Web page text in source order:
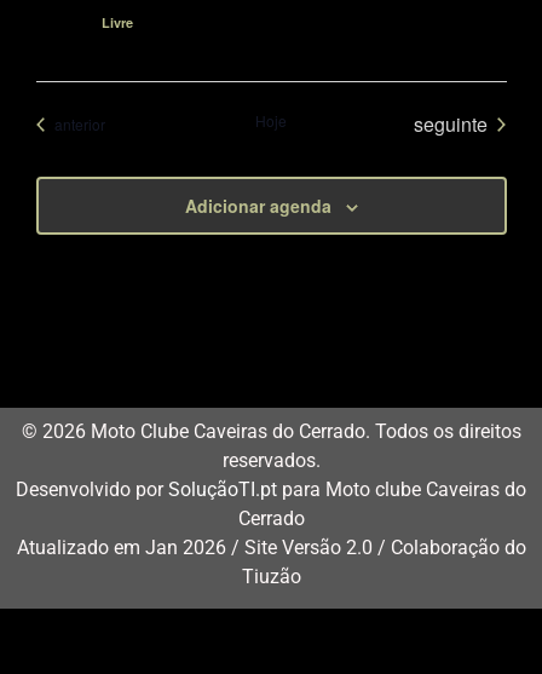
Livre
Eventos
anterior Hoje Eventos
seguinte
Adicionar agenda
© 2026 Moto Clube Caveiras do Cerrado. Todos os direitos
reservados.
Desenvolvido porSoluçãoTI.pt para Moto clube Caveiras do
Cerrado
Atualizado em Jan 2026 / Site Versão 2.0 / Colaboração do
Tiuzão